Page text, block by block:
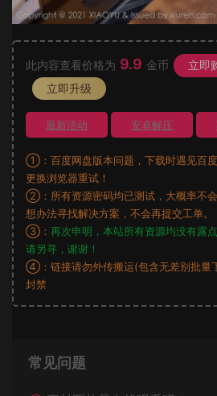
此内容查看价格为 9.9 金币 立即
立即升级
最新活动 安卓解压
①：百度网盘版本问题，下载时遇见百
更换浏览器重试！
②：所有资源密码均已测试，大概率不
想办法寻找解决方案，不会再提交工单。
③： 再次申明，本站所有资源均没有露
请另寻，谢谢！
④：链接请勿外传搬运(包含无差别批量
封禁
常见问题